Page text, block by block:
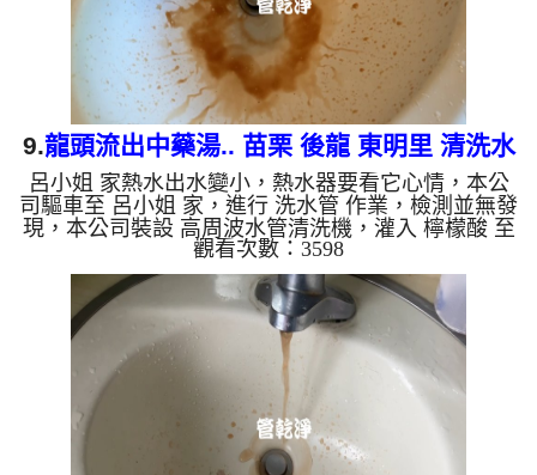
9.龍頭流出中藥湯.. 苗栗 後龍 東明里 清洗水
管
呂小姐 家熱水出水變小，熱水器要看它心情，本公
司驅車至 呂小姐 家，進行 洗水管 作業，檢測並無發
現，本公司裝設 高周波水管清洗機，灌入 檸檬酸 至
水管，等了約15分，開啟 水管清洗機 ，啟動 螺旋
波 模式，一洗水管就流出髒水，就像是中藥湯，二
個多小時後，熱水出水量恢復熱水器也正常了。 如
是自來水，如水管老化，會產生鐵鏽跟泥沙堆積，洗
出來的水就會是咖啡色，地下水含有氧化錳，管壁上
會結成黑色管垢，洗出來的水會跟石油一樣黑，有些
洗出綠色的水，是因為裡面有銅的物質，生鏽產生銅
綠，如是藍色的水，是...
觀看次數：3598